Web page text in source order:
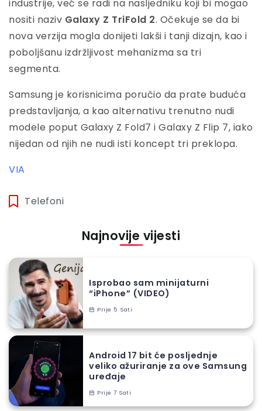
industrije, već se radi na nasljedniku koji bi mogao
nositi naziv Galaxy Z TriFold 2. Očekuje se da bi
nova verzija mogla donijeti lakši i tanji dizajn, kao i
poboljšanu izdržljivost mehanizma sa tri
segmenta.
Samsung je korisnicima poručio da prate buduća
predstavljanja, a kao alternativu trenutno nudi
modele poput Galaxy Z Fold7 i Galaxy Z Flip 7, iako
nijedan od njih ne nudi isti koncept tri preklopa.
VIA
Telefoni
Najnovije vijesti
Isprobao sam minijaturni
“iPhone” (VIDEO)
Prije 5 Sati
Android 17 bit će posljednje
veliko ažuriranje za ove Samsung
uređaje
Prije 7 Sati